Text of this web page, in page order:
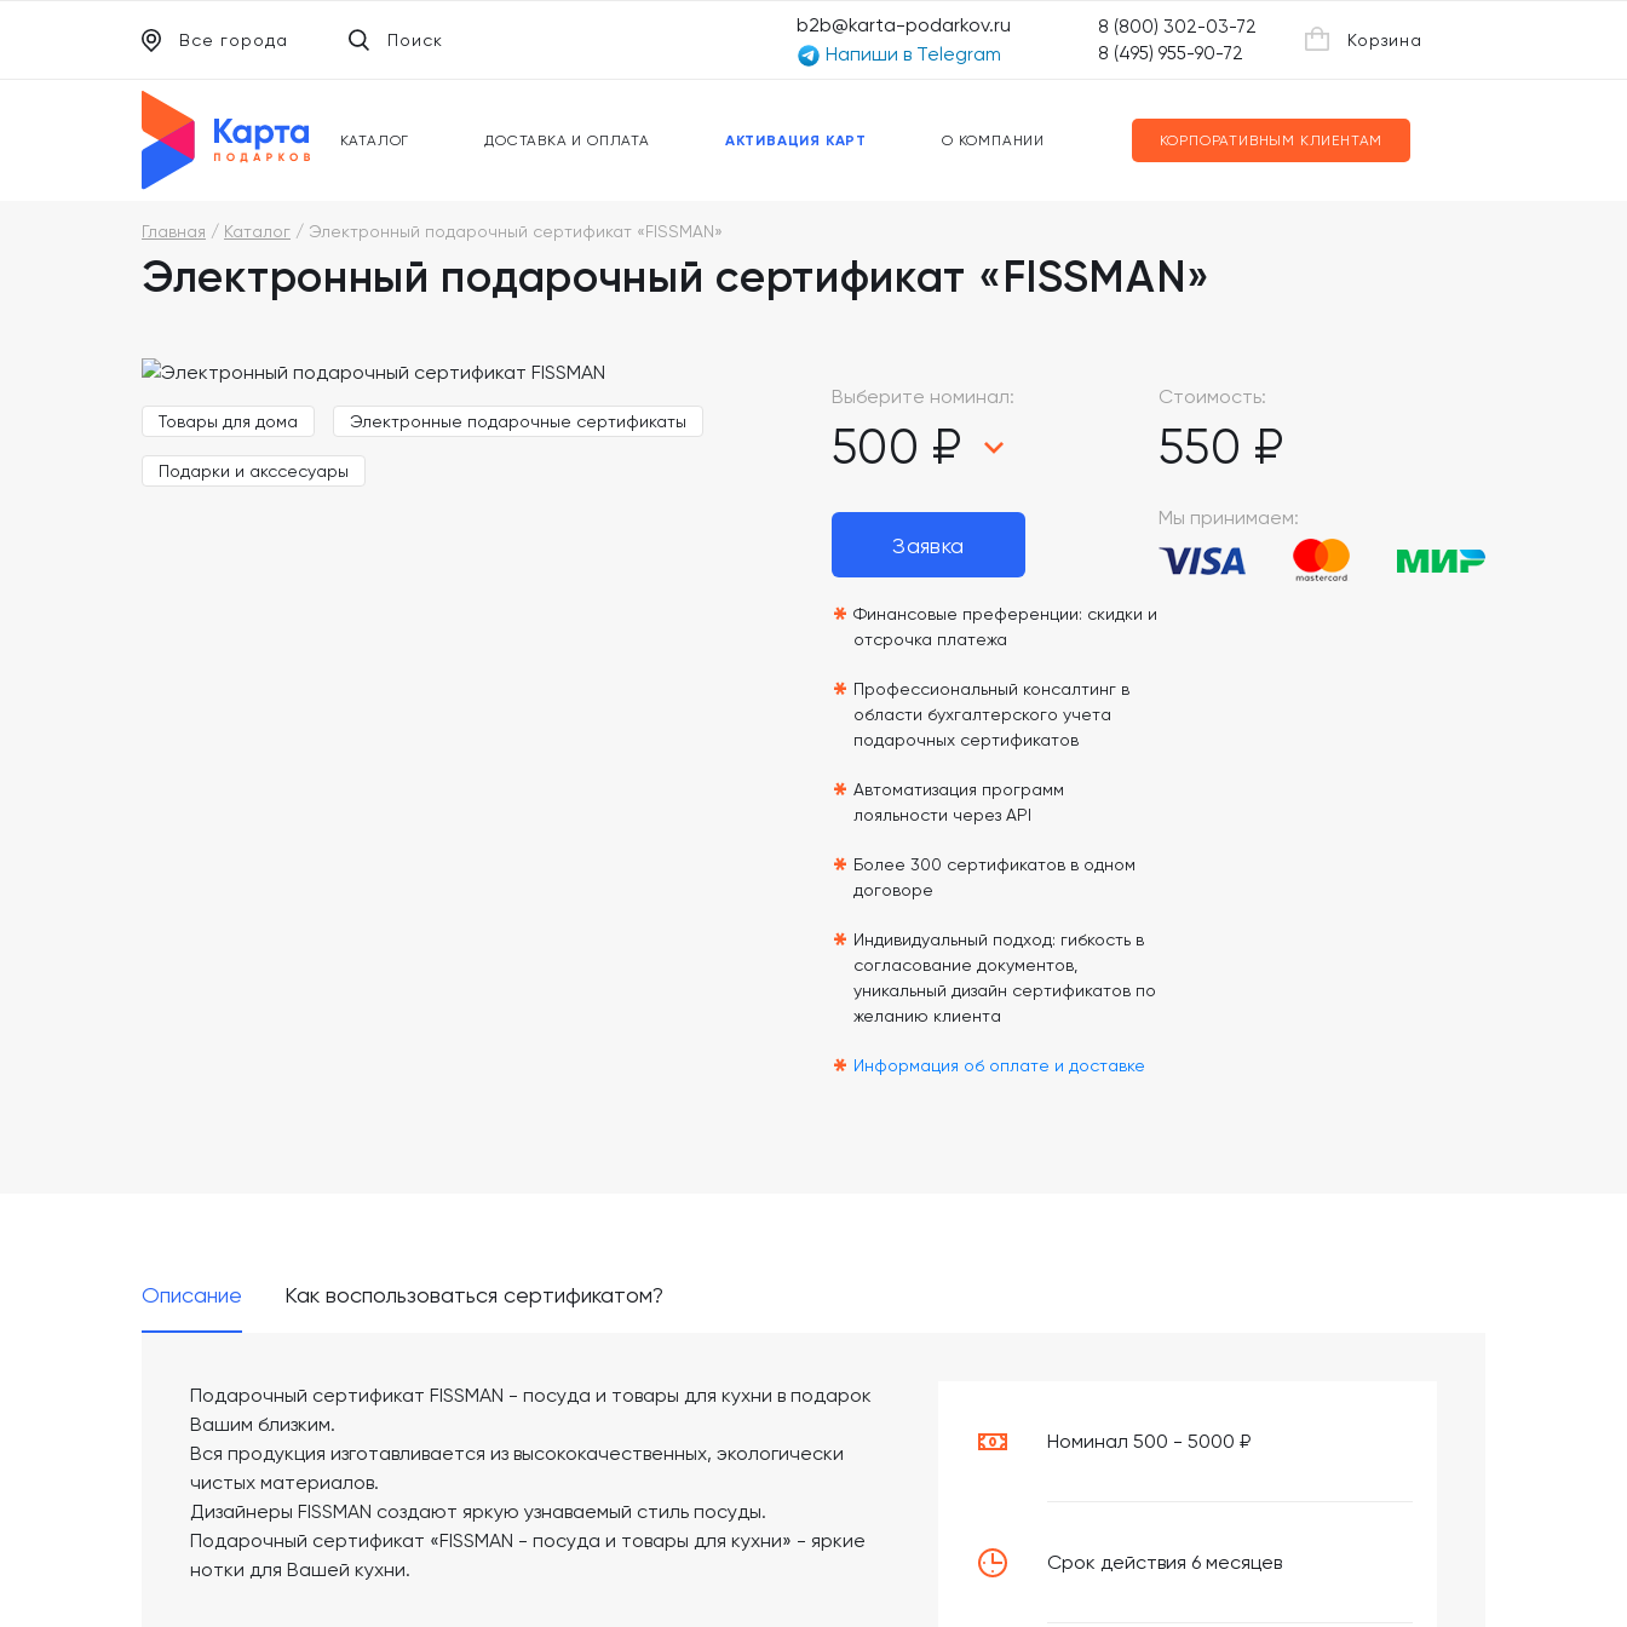
КАТАЛОГ ДОСТАВКА И ОПЛАТА АКТИВАЦИЯ КАРТ О КОМПАНИИ КОРПОРАТИВНЫМ КЛИЕНТАМ
Все города Поиск
b2b@karta-podarkov.ru
Напиши в Telegram
8 (800) 302-03-72
8 (495) 955-90-72
Корзина
ПОДАРОЧНЫЕ КАРТЫ
ПРЕДОПЛАЧЕННЫЕ КАРТЫ
Главная Каталог Электронный подарочный сертификат «FISSMAN»
Электронный подарочный сертификат «FISSMAN»
Товары для дома Электронные подарочные сертификаты
Подарки и акссесуары
Выберите номинал:
500 ₽
Стоимость:
550 ₽
Заявка
* Финансовые преференции: скидки и
отсрочка платежа
* Профессиональный консалтинг в
области бухгалтерского учета
подарочных сертификатов
* Автоматизация программ
лояльности через API
* Более 300 сертификатов в одном
договоре
* Индивидуальный подход: гибкость в
согласование документов,
уникальный дизайн сертификатов по
желанию клиента
* Информация об оплате и доставке
Мы принимаем:
Описание Как воспользоваться сертификатом?
Номинал 500 - 5000 ₽
Срок действия 6 месяцев
Подарочный сертификат FISSMAN - посуда и товары для кухни в подарок
Вашим близким.
Вся продукция изготавливается из высококачественных, экологически
чистых материалов.
Дизайнеры FISSMAN создают яркую узнаваемый стиль посуды.
Подарочный сертификат «FISSMAN - посуда и товары для кухни» - яркие
нотки для Вашей кухни.